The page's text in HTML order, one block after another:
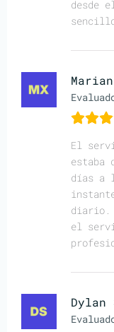
desde
El
estaba
días a
diario.
el
Dylan